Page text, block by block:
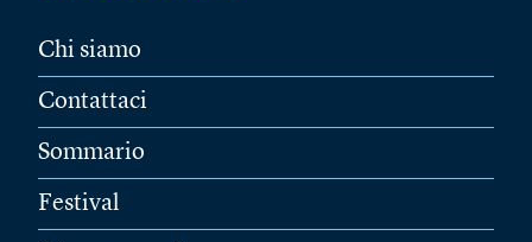
Chi siamo
Contattaci
Sommario
Festival